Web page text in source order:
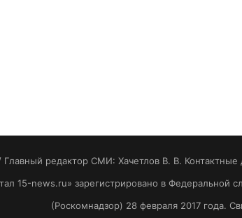
редактор СМИ: Хaчeтлoв B. B.
15-news.ru» зарегистрировано в
(Роскомнадзор) 28 февраля 2017 года.